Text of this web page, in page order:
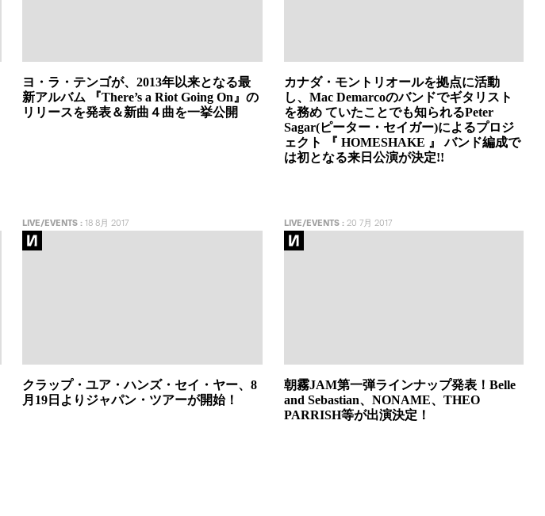
ヨ・ラ・テンゴが、2013年以来となる最
新アルバム 『There’s a Riot Going On』の
リリースを発表＆新曲４曲を一挙公開
カナダ・モントリオールを拠点に活動
し、Mac Demarcoのバンドでギタリスト
を務め ていたことでも知られるPeter
Sagar(ピーター・セイガー)によるプロジ
ェクト 『 HOMESHAKE 』 バンド編成で
は初となる来日公演が決定!!
LIVE/EVENTS : 18 8月 2017
クラップ・ユア・ハンズ・セイ・ヤー、8
月19日よりジャパン・ツアーが開始！
LIVE/EVENTS:20 7月 2017
朝霧JAM第一弾ラインナップ発表！Belle
and Sebastian、NONAME、THEO
PARRISH等が出演決定！